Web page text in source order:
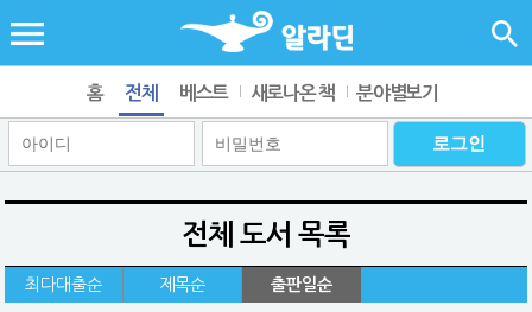
홈 전체 베스트 새로나온 책 분야별보기
전체 도서 목록
최다대출순 제목순 출판일순